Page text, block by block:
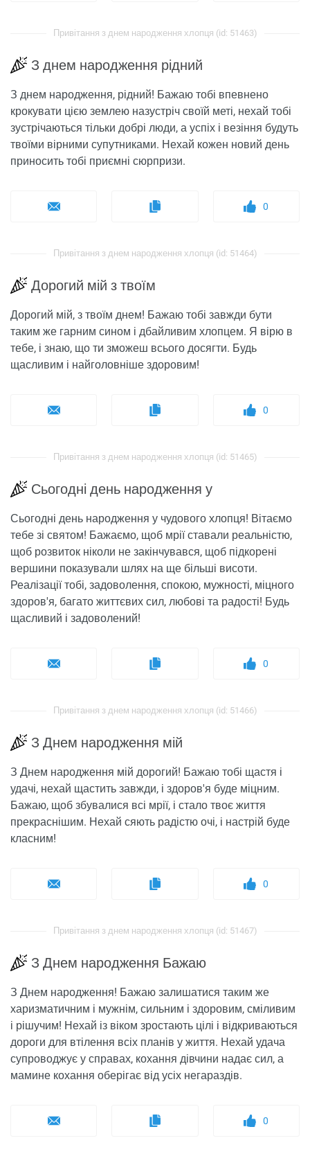
Привітання з днем ​​народження хлопця (id: 51463)
З днем ​​народження рідний
З днем ​​народження, рідний! Бажаю тобі впевнено
крокувати цією землею назустріч своїй меті, нехай тобі
зустрічаються тільки добрі люди, а успіх і везіння будуть
твоїми вірними супутниками. Нехай кожен новий день
приносить тобі приємні сюрпризи.
0
Привітання з днем ​​народження хлопця (id: 51464)
Дорогий мій з твоїм
Дорогий мій, з твоїм днем! Бажаю тобі завжди бути
таким же гарним сином і дбайливим хлопцем. Я вірю в
тебе, і знаю, що ти зможеш всього досягти. Будь
щасливим і найголовніше здоровим!
0
Привітання з днем ​​народження хлопця (id: 51465)
Сьогодні день народження у
Сьогодні день народження у чудового хлопця! Вітаємо
тебе зі святом! Бажаємо, щоб мрії ставали реальністю,
щоб розвиток ніколи не закінчувався, щоб підкорені
вершини показували шлях на ще більші висоти.
Реалізації тобі, задоволення, спокою, мужності, міцного
здоров'я, багато життєвих сил, любові та радості! Будь
щасливий і задоволений!
0
Привітання з днем ​​народження хлопця (id: 51466)
З Днем народження мій
З Днем народження мій дорогий! Бажаю тобі щастя і
удачі, нехай щастить завжди, і здоров'я буде міцним.
Бажаю, щоб збувалися всі мрії, і стало твоє життя
прекраснішим. Нехай сяють радістю очі, і настрій буде
класним!
0
Привітання з днем ​​народження хлопця (id: 51467)
З Днем народження Бажаю
З Днем народження! Бажаю залишатися таким же
харизматичним і мужнім, сильним і здоровим, сміливим
і рішучим! Нехай із віком зростають цілі і відкриваються
дороги для втілення всіх планів у життя. Нехай удача
супроводжує у справах, кохання дівчини надає сил, а
мамине кохання оберігає від усіх негараздів.
0